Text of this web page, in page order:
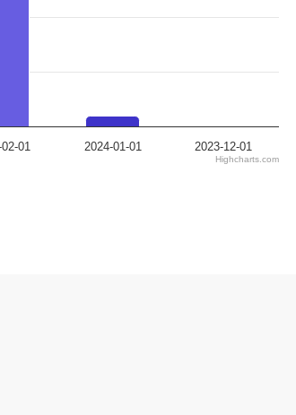
01 2024-01-01 2023-12-01
Highcharts.com